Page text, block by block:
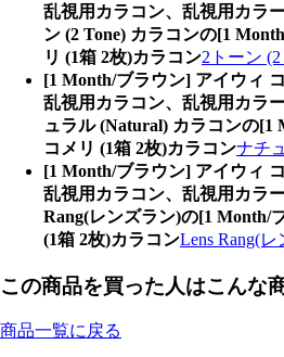
乱視用カラコン、乱視用カラ
ン (2 Tone) カラコンの[1
リ (1箱 2枚)カラコン2トーン
[1 Month/ブラウン] アイウィ
乱視用カラコン、乱視用カラ
ュラル (Natural) カラコンの[1
コメリ (1箱 2枚)カラコンナチ
[1 Month/ブラウン] アイウィ
乱視用カラコン、乱視用カラ
Rang(レンズラン)の[1 Month/
(1箱 2枚)カラコンLens Rang(
この商品を買った人はこんな
商品一覧に戻る